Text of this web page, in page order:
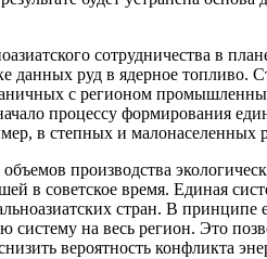
сотрудничества в
данных руд в ядерное
с регионом
процессу формирования
в степных и малонаселенных
производства
в советское время. Единая
стран. В принципе
на весь регион. Это
вероятность конфликта